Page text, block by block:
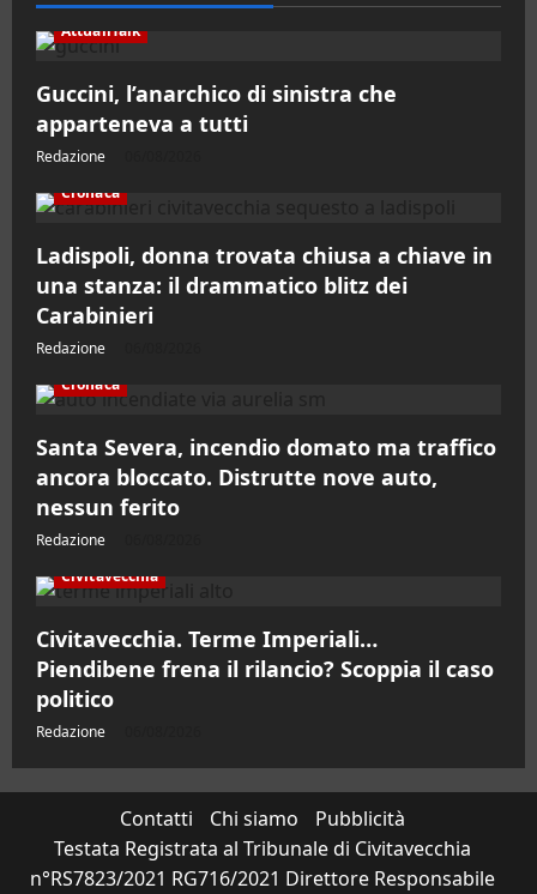
AttualiTalk
Guccini, l’anarchico di sinistra che
apparteneva a tutti
Redazione
Cronaca
Ladispoli, donna trovata chiusa a chiave in
una stanza: il drammatico blitz dei
Carabinieri
Redazione
Cronaca
Santa Severa, incendio domato ma traffico
ancora bloccato. Distrutte nove auto,
nessun ferito
Redazione
Civitavecchia
Civitavecchia. Terme Imperiali…
Piendibene frena il rilancio? Scoppia il caso
politico
Redazione
Contatti Chi siamo
Pubblicità
Testata Registrata al Tribunale di Civitavecchia
n°RS7823/2021 RG716/2021 Direttore Responsabile